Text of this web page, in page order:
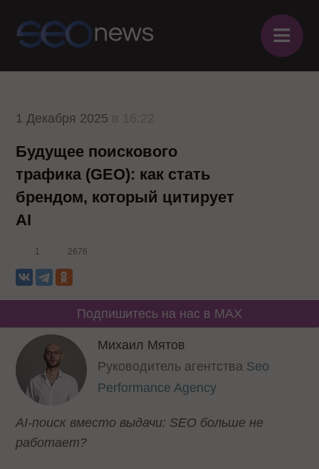
≡
1 Декабря 2025
Будущее поискового
трафика (GEO): как стать
брендом, который цитирует
AI
1 2676
Подпишитесь на нас в MAX
Михаил Мятов
Руководитель агентства Seo
Performance Agency
AI-поиск вместо выдачи: SEO больше не
работает?